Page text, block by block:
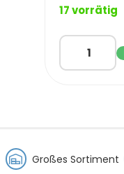
17 vorrätig
WIN
Großes Sortiment